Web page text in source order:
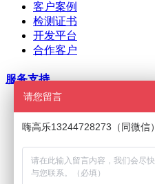
客户案例
检测证书
开发平台
合作客户
服务支持
在线下单
下载中心
请您留言
嗨高乐13244728273（同微信）